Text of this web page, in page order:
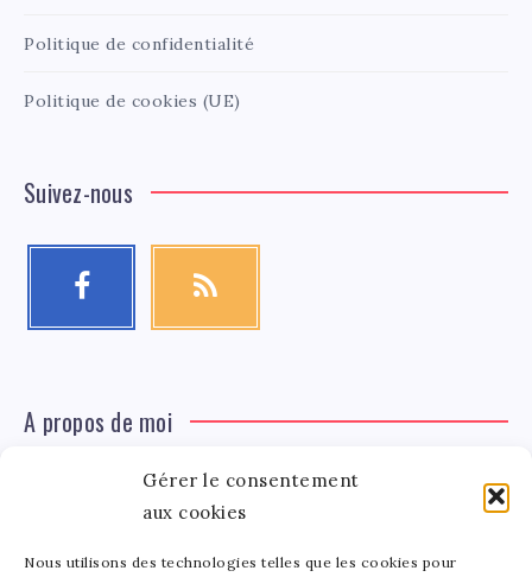
Gérer le consentement
aux cookies
Nous utilisons des technologies telles que les cookies pour
Politique de confidentialité
Politique de cookies (UE)
Suivez-nous
A propos de moi
Léa Tinger
Fondatrice